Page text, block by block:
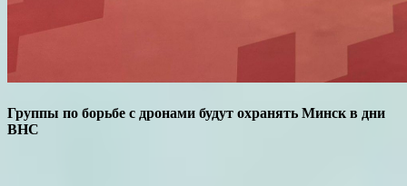
Группы по борьбе с дронами будут охранять Минск в дни
ВНС